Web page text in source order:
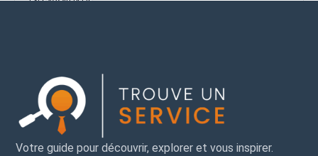
Votre guide pour découvrir, explorer et vous inspirer.